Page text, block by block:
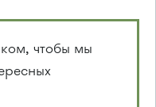
чтобы мы